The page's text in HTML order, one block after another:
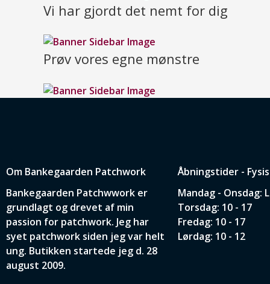
Vi har gjordt det nemt for dig
Prøv vores egne mønstre
Om Bankegaarden Patchwork
Bankegaarden Patchwwork er
grundlagt og drevet af min
passion for patchwork. Jeg har
syet patchwork siden jeg var helt
ung. Butikken startede jeg d. 28
august 2009.
Åbningstider -
Mandag - Onsdag:
Torsdag: 10 - 17
Fredag: 10 - 17
Lørdag: 10 - 12